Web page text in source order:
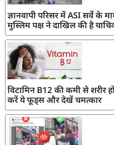
ज्ञानवापी परिसर में ASI सर्वे के
मुस्लिम पक्ष ने दाखिल की है
विटामिन B12 की कमी से शरीर
करें ये फूड्स और देखें चमत्कार